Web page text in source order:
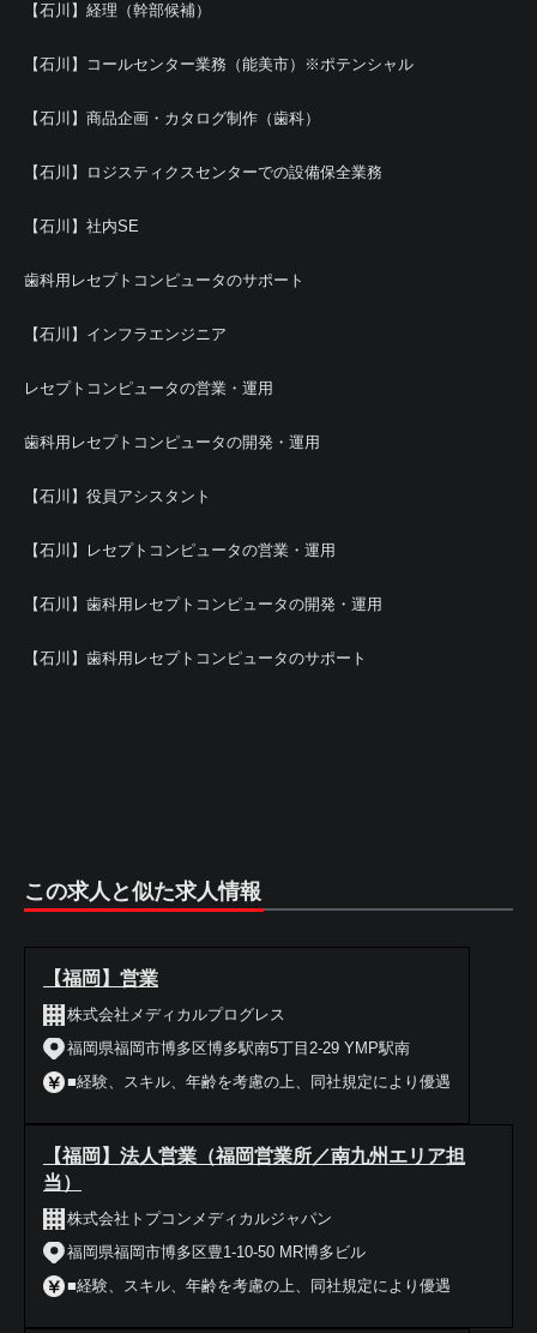
【石川】経理（幹部候補）
【石川】コールセンター業務（能美市）※ポテンシャル
【石川】商品企画・カタログ制作（歯科）
【石川】ロジスティクスセンターでの設備保全業務
【石川】社内SE
歯科用レセプトコンピュータのサポート
【石川】インフラエンジニア
レセプトコンピュータの営業・運用
歯科用レセプトコンピュータの開発・運用
【石川】役員アシスタント
【石川】レセプトコンピュータの営業・運用
【石川】歯科用レセプトコンピュータの開発・運用
【石川】歯科用レセプトコンピュータのサポート
この求人と似た求人情報
【福岡】営業
株式会社メディカルプログレス
福岡県福岡市博多区博多駅南5丁目2-29 YMP駅南
■経験、スキル、年齢を考慮の上、同社規定により優遇
【福岡】法人営業（福岡営業所／南九州エリア担
当）
株式会社トプコンメディカルジャパン
福岡県福岡市博多区豊1-10-50 MR博多ビル
■経験、スキル、年齢を考慮の上、同社規定により優遇